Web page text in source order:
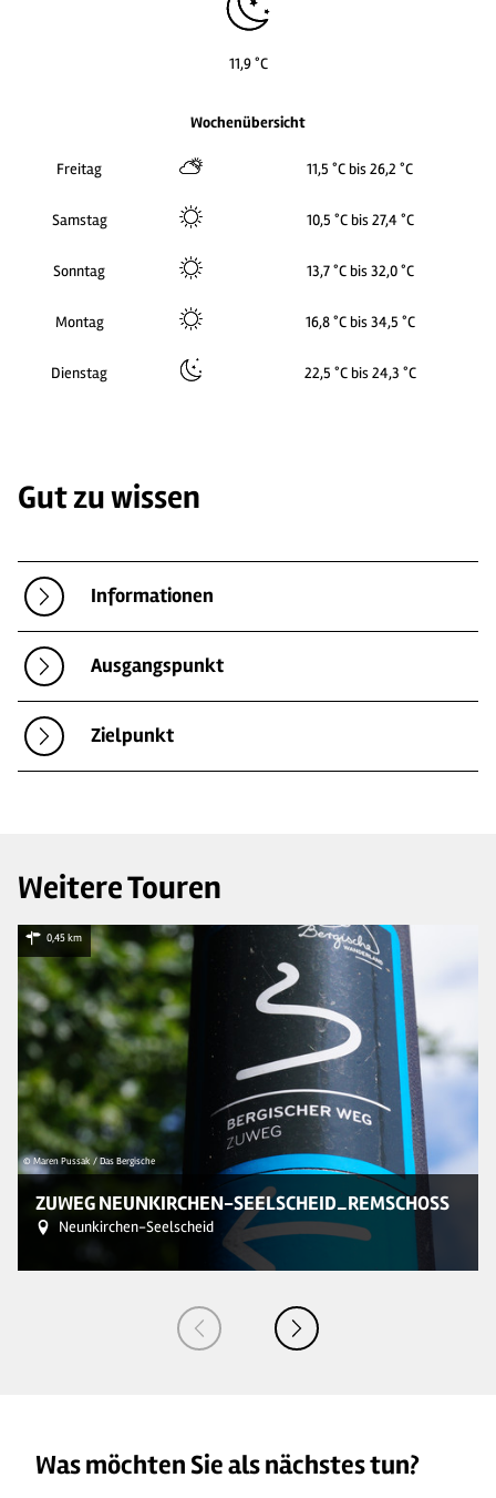
11,9 °C
Wochenübersicht
Freitag 11,5 °C bis 26,2 °C
Samstag 10,5 °C bis 27,4 °C
Sonntag 13,7 °C bis 32,0 °C
Montag 16,8 °C bis 34,5 °C
Dienstag 22,5 °C bis 24,3 °C
Gut zu wissen
Informationen
Ausgangspunkt
Zielpunkt
Weitere Touren
0,45 km
© Maren Pussak / Das Bergische
ZUWEG NEUNKIRCHEN-SEELSCHEID_REMSCHOSS
Neunkirchen-Seelscheid
Was möchten Sie als nächstes tun?